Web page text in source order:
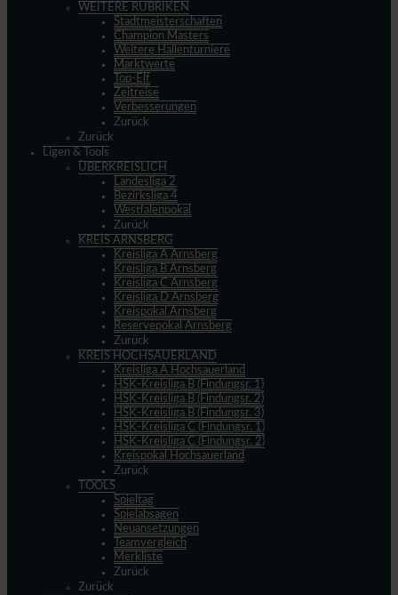
WEITERE RUBRIKEN
Stadtmeisterschaften
Champion Masters
Weitere Hallenturniere
Marktwerte
Top-Elf
Zeitreise
Verbesserungen
Zurück
Zurück
Ligen & Tools
ÜBERKREISLICH
Landesliga 2
Bezirksliga 4
Westfalenpokal
Zurück
KREIS ARNSBERG
Kreisliga A Arnsberg
Kreisliga B Arnsberg
Kreisliga C Arnsberg
Kreisliga D Arnsberg
Kreispokal Arnsberg
Reservepokal Arnsberg
Zurück
KREIS HOCHSAUERLAND
Kreisliga A Hochsauerland
HSK-Kreisliga B (Findungsr. 1)
HSK-Kreisliga B (Findungsr. 2)
HSK-Kreisliga B (Findungsr. 3)
HSK-Kreisliga C (Findungsr. 1)
HSK-Kreisliga C (Findungsr. 2)
Kreispokal Hochsauerland
Zurück
TOOLS
Spieltag
Spielabsagen
Neuansetzungen
Teamvergleich
Merkliste
Zurück
Zurück